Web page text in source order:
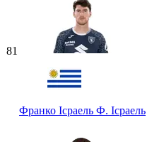
81
Франко Ісраель Ф. Ісраель